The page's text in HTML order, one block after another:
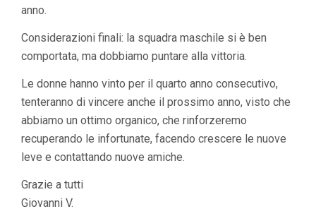
anno.
Considerazioni finali: la squadra maschile si è ben
comportata, ma dobbiamo puntare alla vittoria.
Le donne hanno vinto per il quarto anno consecutivo,
tenteranno di vincere anche il prossimo anno, visto che
abbiamo un ottimo organico, che rinforzeremo
recuperando le infortunate, facendo crescere le nuove
leve e contattando nuove amiche.
Grazie a tutti
Giovanni V.